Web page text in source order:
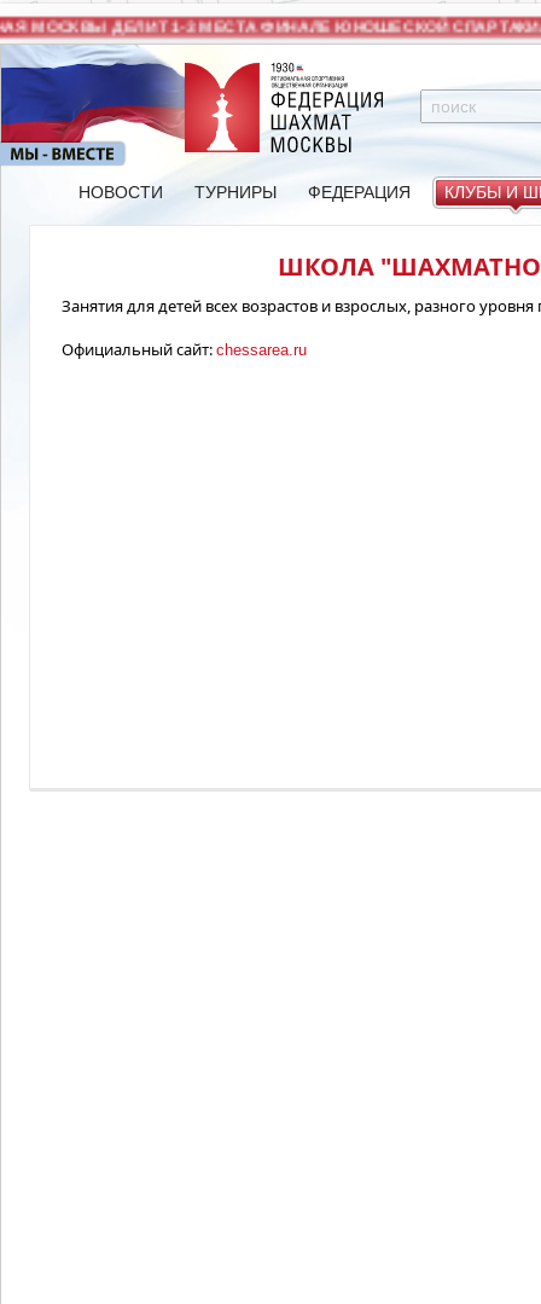
МОСКВЫ ДЕЛИТ 1-3 МЕСТА ФИНАЛЕ ЮНОШЕСКОЙ
НОВОСТИ ТУРНИРЫ ФЕДЕРАЦИЯ КЛУБЫ И
ШКОЛА
Занятия для детей всех возрастов и взрослых, разного уровня
Официальный сайт: chessarea.ru